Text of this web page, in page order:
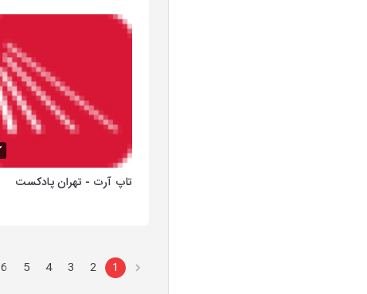
تاپ آرت - تهران پادکست
1
2
3
4
5
6